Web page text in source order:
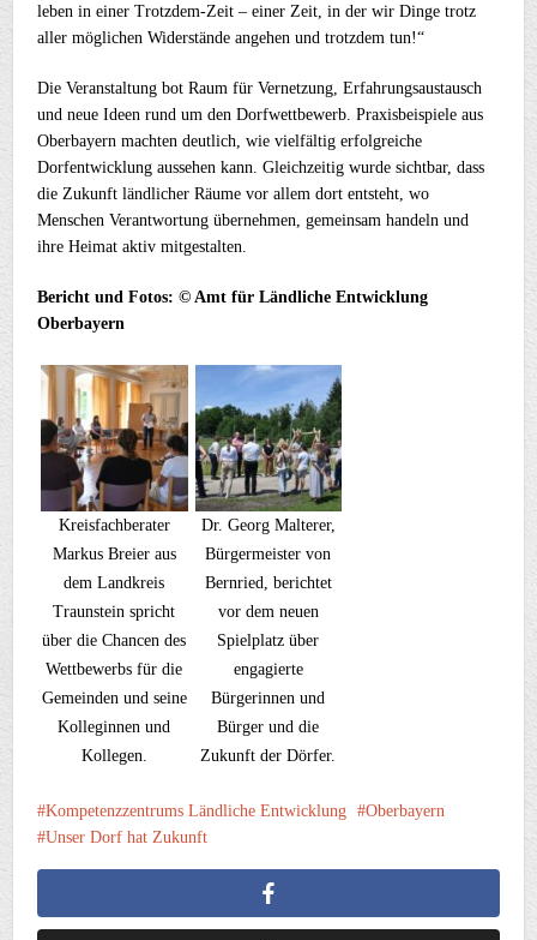
leben in einer Trotzdem-Zeit – einer Zeit, in der wir Dinge trotz
aller möglichen Widerstände angehen und trotzdem tun!“
Die Veranstaltung bot Raum für Vernetzung, Erfahrungsaustausch
und neue Ideen rund um den Dorfwettbewerb. Praxisbeispiele aus
Oberbayern machten deutlich, wie vielfältig erfolgreiche
Dorfentwicklung aussehen kann. Gleichzeitig wurde sichtbar, dass
die Zukunft ländlicher Räume vor allem dort entsteht, wo
Menschen Verantwortung übernehmen, gemeinsam handeln und
ihre Heimat aktiv mitgestalten.
Bericht und Fotos: © Amt für Ländliche Entwicklung
Oberbayern
Kreisfachberater
Markus Breier aus
dem Landkreis
Traunstein spricht
über die Chancen des
Wettbewerbs für die
Gemeinden und seine
Kolleginnen und
Kollegen.
Dr. Georg Malterer,
Bürgermeister von
Bernried, berichtet
vor dem neuen
Spielplatz über
engagierte
Bürgerinnen und
Bürger und die
Zukunft der Dörfer.
Kompetenzzentrums Ländliche Entwicklung
Oberbayern
Unser Dorf hat Zukunft